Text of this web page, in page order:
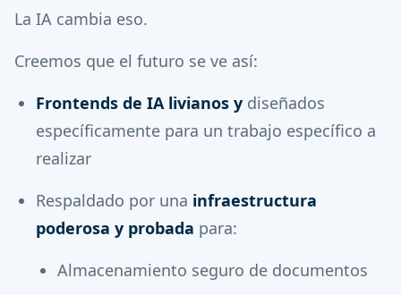
La IA cambia eso.
Creemos que el futuro se ve así:
Frontends de IA livianos y diseñados
específicamente para un trabajo específico a
realizar
Respaldado por una infraestructura
poderosa y probada para:
Almacenamiento seguro de documentos